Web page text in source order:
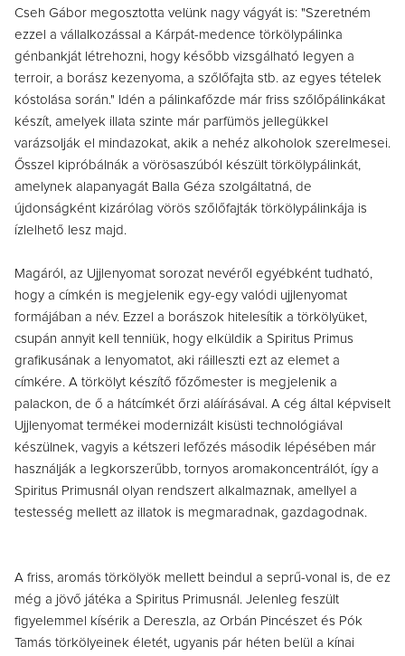
Cseh Gábor megosztotta velünk nagy vágyát is: "Szeretném
ezzel a vállalkozással a Kárpát-medence törkölypálinka
génbankját létrehozni, hogy később vizsgálható legyen a
terroir, a borász kezenyoma, a szőlőfajta stb. az egyes tételek
kóstolása során." Idén a pálinkafőzde már friss szőlőpálinkákat
készít, amelyek illata szinte már parfümös jellegükkel
varázsolják el mindazokat, akik a nehéz alkoholok szerelmesei.
Ősszel kipróbálnák a vörösaszúból készült törkölypálinkát,
amelynek alapanyagát Balla Géza szolgáltatná, de
újdonságként kizárólag vörös szőlőfajták törkölypálinkája is
ízlelhető lesz majd.
Magáról, az Ujjlenyomat sorozat nevéről egyébként tudható,
hogy a címkén is megjelenik egy-egy valódi ujjlenyomat
formájában a név. Ezzel a borászok hitelesítik a törkölyüket,
csupán annyit kell tenniük, hogy elküldik a Spiritus Primus
grafikusának a lenyomatot, aki ráilleszti ezt az elemet a
címkére. A törkölyt készítő főzőmester is megjelenik a
palackon, de ő a hátcímkét őrzi aláírásával. A cég által képviselt
Ujjlenyomat termékei modernizált kisüsti technológiával
készülnek, vagyis a kétszeri lefőzés második lépésében már
használják a legkorszerűbb, tornyos aromakoncentrálót, így a
Spiritus Primusnál olyan rendszert alkalmaznak, amellyel a
testesség mellett az illatok is megmaradnak, gazdagodnak.
A friss, aromás törkölyök mellett beindul a seprű-vonal is, de ez
még a jövő játéka a Spiritus Primusnál. Jelenleg feszült
figyelemmel kísérik a Dereszla, az Orbán Pincészet és Pók
Tamás törkölyeinek életét, ugyanis pár héten belül a kínai